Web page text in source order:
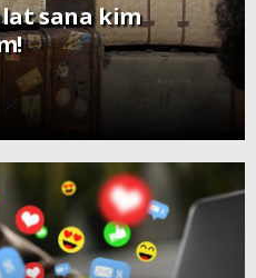
sana kim